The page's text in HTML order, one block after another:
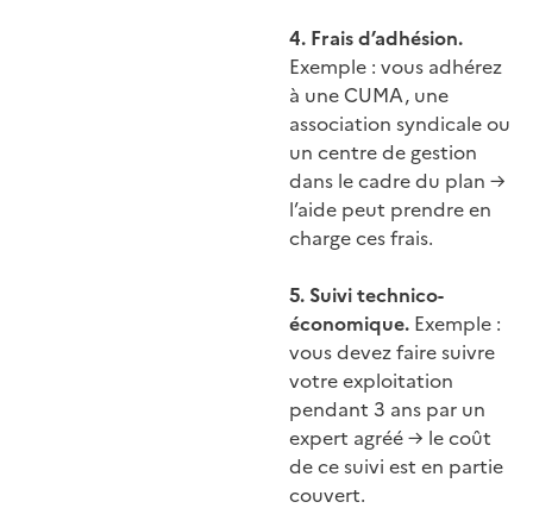
4. Frais d’adhésion.
Exemple : vous adhérez
à une CUMA, une
association syndicale ou
un centre de gestion
dans le cadre du plan →
l’aide peut prendre en
charge ces frais.
5. Suivi technico-
économique. Exemple :
vous devez faire suivre
votre exploitation
pendant 3 ans par un
expert agréé → le coût
de ce suivi est en partie
couvert.